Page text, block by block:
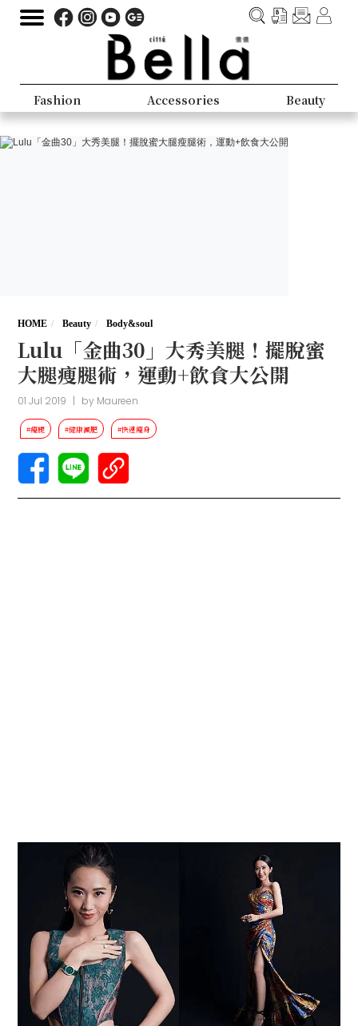
Fashion Accessories Beauty
HOME Beauty Body&soul
Lulu「金曲30」大秀美腿！擺脫蜜
大腿瘦腿術，運動+飲食大公開
01 Jul 2019 | by Maureen
#瘦腿 #健康減肥 #快速瘦身